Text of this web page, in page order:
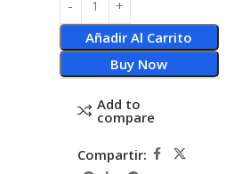
Añadir Al Carrito
Buy Now
Add to
compare
Compartir: